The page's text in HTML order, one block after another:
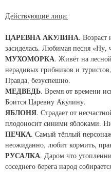
Действующие лица:
ЦАРЕВНА АКУЛИНА. Возраст
засиделась. Любимая песня «Ну,
МУХОМОРКА. Живёт на
нерадивых грибников и
Правда, безуспешно.
МЕДВЕДЬ. Время от времени
Боится Царевну Акулину.
ЯБЛОНЯ. Страдает от
плодоносит синими яблоками.
ПЕЧКА. Самый тёплый
неожиданно, любит кормить,
РУСАЛКА. Даром что
соседнего берега народ